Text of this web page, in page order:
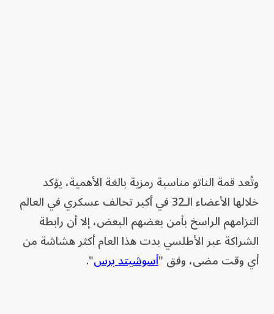
وتُعد قمة الناتو مناسبة رمزية بالغة الأهمية، يؤكد
خلالها الأعضاء الـ32 في أكبر تحالف عسكري في العالم
التزامهم الراسخ بأمن بعضهم البعض، إلا أن رابطة
الشراكة عبر الأطلسي بدت هذا العام أكثر هشاشة من
أي وقت مضى، وفق "أسوشيتد برس".